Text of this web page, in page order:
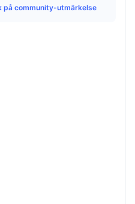
på community-utmärkelse